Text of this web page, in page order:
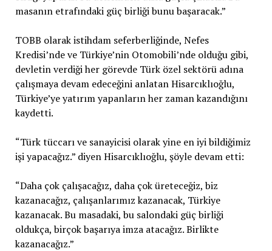
masanın etrafındaki güç birliği bunu başaracak.”
TOBB olarak istihdam seferberliğinde, Nefes
Kredisi’nde ve Türkiye’nin Otomobili’nde olduğu gibi,
devletin verdiği her görevde Türk özel sektörü adına
çalışmaya devam edeceğini anlatan Hisarcıklıoğlu,
Türkiye’ye yatırım yapanların her zaman kazandığını
kaydetti.
“Türk tüccarı ve sanayicisi olarak yine en iyi bildiğimiz
işi yapacağız.” diyen Hisarcıklıoğlu, şöyle devam etti:
“Daha çok çalışacağız, daha çok üreteceğiz, biz
kazanacağız, çalışanlarımız kazanacak, Türkiye
kazanacak. Bu masadaki, bu salondaki güç birliği
oldukça, birçok başarıya imza atacağız. Birlikte
kazanacağız.”